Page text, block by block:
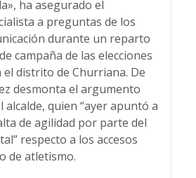
ha asegurado el
a preguntas de los
durante un reparto
campaña de las elecciones
distrito de Churriana. De
desmonta el argumento
quien “ayer apuntó a
de agilidad por parte del
respecto a los accesos
de atletismo.